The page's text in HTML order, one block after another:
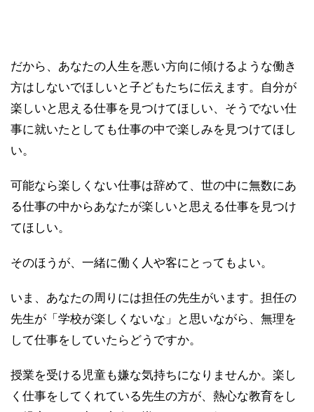
だから、あなたの人生を悪い方向に傾けるような働き
方はしないでほしいと子どもたちに伝えます。自分が
楽しいと思える仕事を見つけてほしい、そうでない仕
事に就いたとしても仕事の中で楽しみを見つけてほし
い。
可能なら楽しくない仕事は辞めて、世の中に無数にあ
る仕事の中からあなたが楽しいと思える仕事を見つけ
てほしい。
そのほうが、一緒に働く人や客にとってもよい。
いま、あなたの周りには担任の先生がいます。担任の
先生が「学校が楽しくないな」と思いながら、無理を
して仕事をしていたらどうですか。
授業を受ける児童も嫌な気持ちになりませんか。楽し
く仕事をしてくれている先生の方が、熱心な教育をし